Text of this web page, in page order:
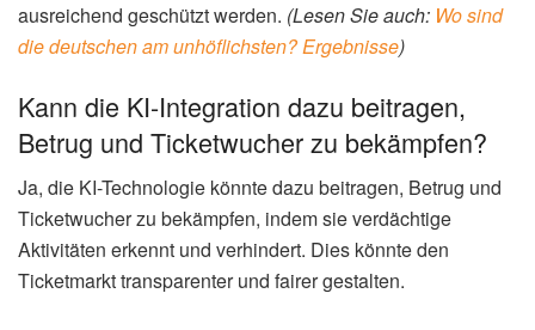
ausreichend geschützt werden. (Lesen Sie auch: Wo sind
die deutschen am unhöflichsten? Ergebnisse)
Kann die KI-Integration dazu beitragen,
Betrug und Ticketwucher zu bekämpfen?
Ja, die KI-Technologie könnte dazu beitragen, Betrug und
Ticketwucher zu bekämpfen, indem sie verdächtige
Aktivitäten erkennt und verhindert. Dies könnte den
Ticketmarkt transparenter und fairer gestalten.